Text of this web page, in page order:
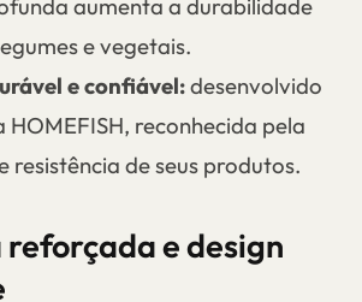
aumenta a durabilidade
e vegetais.
e confiável:desenvolvido
HOMEFISH, reconhecida pela
resistência de seus produtos.
reforçada e design